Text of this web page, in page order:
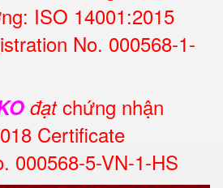
ISO 14001:2015
No. 000568-1-
đạtchứng nhận
Certificate
000568-5-VN-1-HS